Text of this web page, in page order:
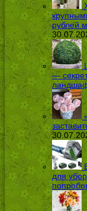
рублей
—
для